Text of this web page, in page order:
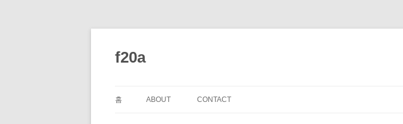
로
건
f20a
홈 ABOUT CONTACT